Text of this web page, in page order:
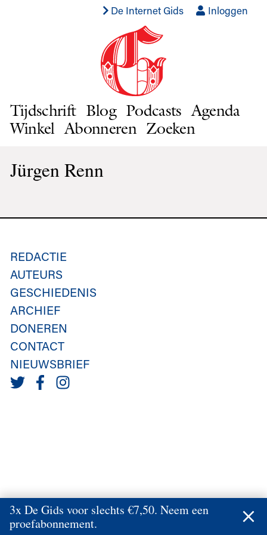
De Internet Gids Inloggen
Tijdschrift Blog Podcasts Agenda
Winkel Abonneren Zoeken
Jürgen Renn
REDACTIE
AUTEURS
GESCHIEDENIS
ARCHIEF
DONEREN
CONTACT
NIEUWSBRIEF
3x De Gids voor slechts €7,50. Neem een
proefabonnement.